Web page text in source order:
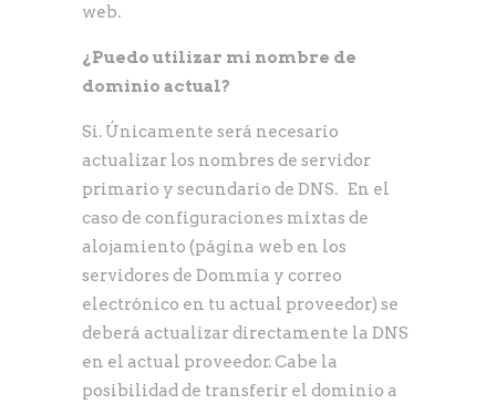
web.
¿Puedo utilizar mi nombre de
dominio actual?
Si. Únicamente será necesario
actualizar los nombres de servidor
primario y secundario de DNS. En el
caso de configuraciones mixtas de
alojamiento (página web en los
servidores de Dommia y correo
electrónico en tu actual proveedor) se
deberá actualizar directamente la DNS
en el actual proveedor. Cabe la
posibilidad de transferir el dominio a